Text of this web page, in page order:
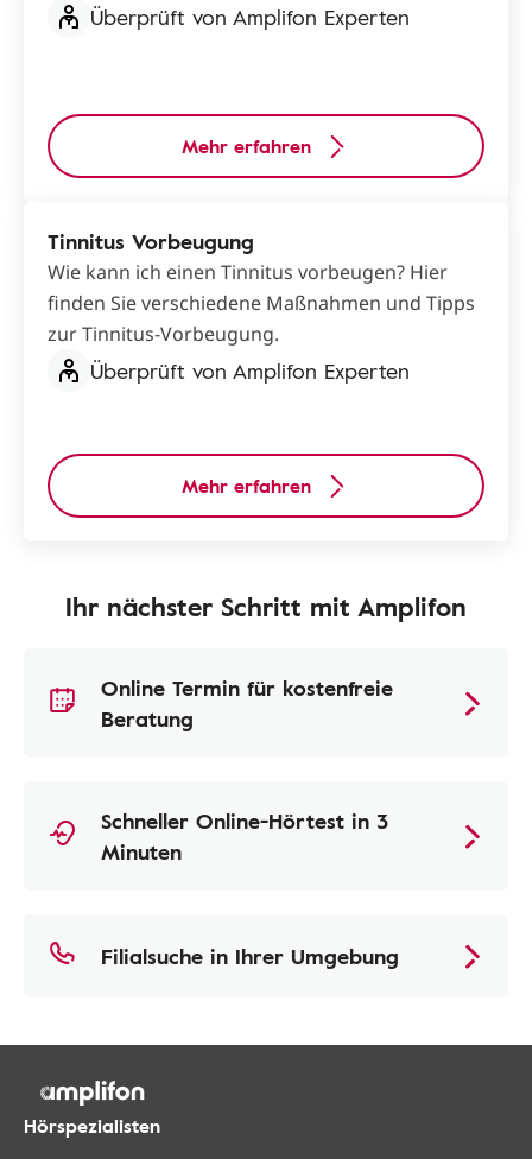
Überprüft von Amplifon Experten
Mehr erfahren
Tinnitus Vorbeugung
Wie kann ich einen Tinnitus vorbeugen? Hier
finden Sie verschiedene Maßnahmen und Tipps
zur Tinnitus-Vorbeugung.
Überprüft von Amplifon Experten
Mehr erfahren
Ihr nächster Schritt mit Amplifon
Online Termin für kostenfreie
Beratung
Schneller Online-Hörtest in 3
Minuten
Filialsuche in Ihrer Umgebung
Hörspezialisten